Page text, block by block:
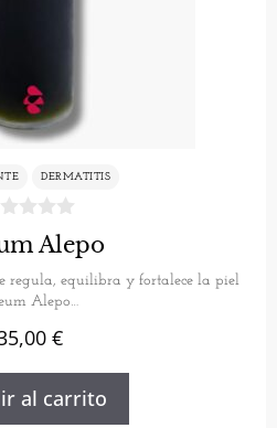
DERMATITIS
Alepo
regula, equilibra y fortalece la piel
Alepo…
€
al carrito